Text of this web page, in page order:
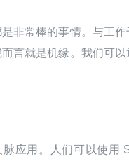
非常棒的事情。与工
言就是机缘。我们可以
应用。人们可以使用